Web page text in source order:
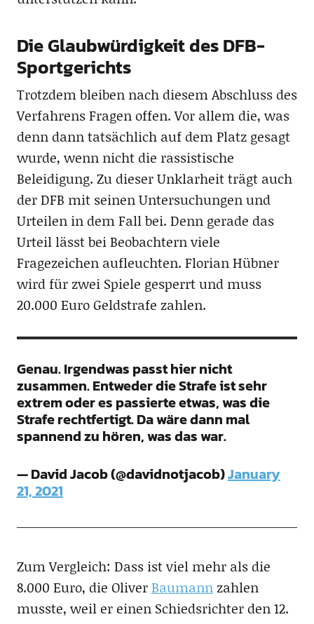
Die Glaubwürdigkeit des DFB-
Sportgerichts
Trotzdem bleiben nach diesem Abschluss des
Verfahrens Fragen offen. Vor allem die, was
denn dann tatsächlich auf dem Platz gesagt
wurde, wenn nicht die rassistische
Beleidigung. Zu dieser Unklarheit trägt auch
der DFB mit seinen Untersuchungen und
Urteilen in dem Fall bei. Denn gerade das
Urteil lässt bei Beobachtern viele
Fragezeichen aufleuchten. Florian Hübner
wird für zwei Spiele gesperrt und muss
20.000 Euro Geldstrafe zahlen.
Genau. Irgendwas passt hier nicht
zusammen. Entweder die Strafe ist sehr
extrem oder es passierte etwas, was die
Strafe rechtfertigt. Da wäre dann mal
spannend zu hören, was das war.
— David Jacob (@davidnotjacob)January
21, 2021
Zum Vergleich: Dass ist viel mehr als die
8.000 Euro, die OliverBaumannzahlen
musste, weil er einen Schiedsrichter den 12.